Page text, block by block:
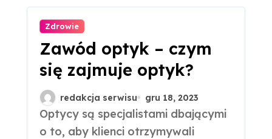
Zdrowie
Zawód optyk – czym
się zajmuje optyk?
redakcja serwisu gru 18, 2023
Optycy są specjalistami dbającymi
o to, aby klienci otrzymywali